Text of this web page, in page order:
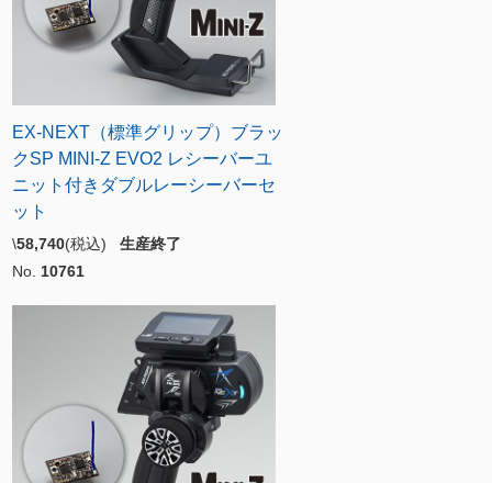
EX-NEXT（標準グリップ）ブラッ
クSP MINI-Z EVO2 レシーバーユ
ニット付きダブルレーシーバーセ
ット
\58,740(税込) 生産終了
No. 10761